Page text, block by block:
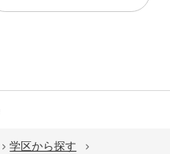
学区から探す